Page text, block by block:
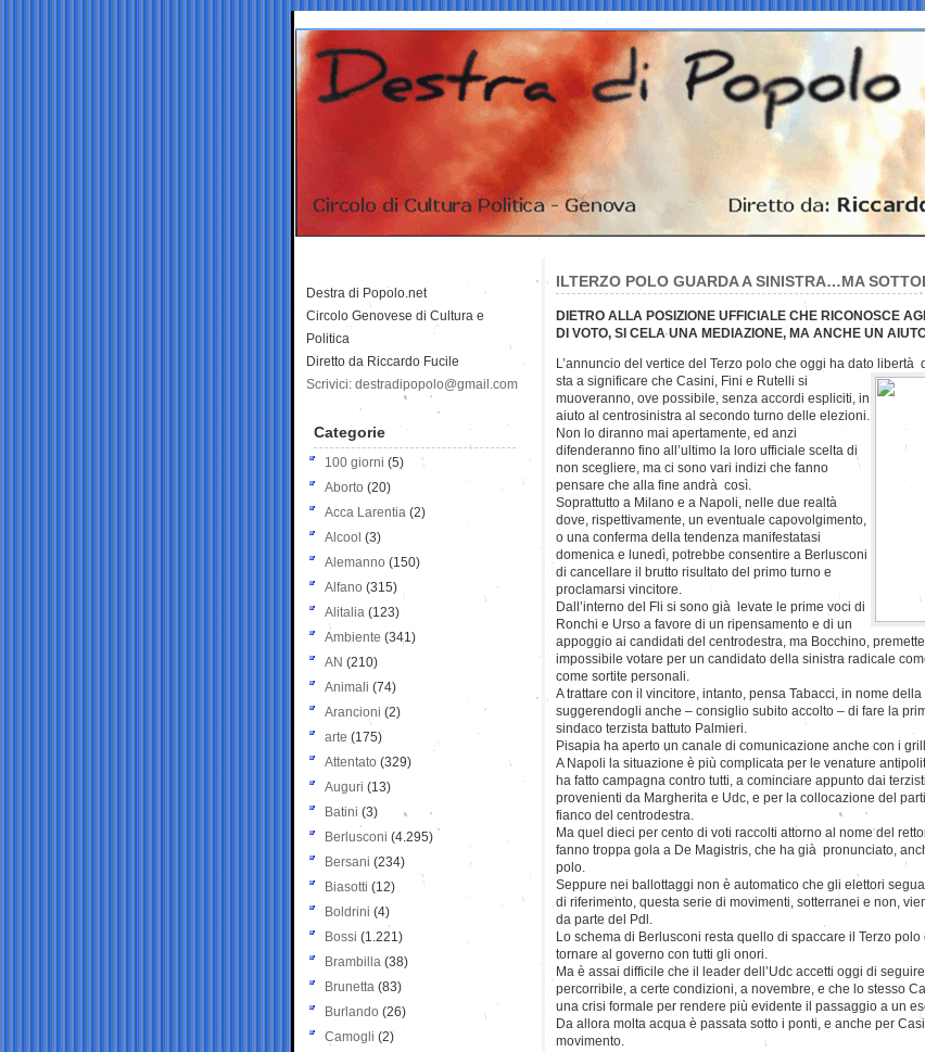
ILTERZO POLO GUARDA A SINISTRA…MA
DIETRO ALLA POSIZIONE UFFICIALE CHE RICONOSCE
DI VOTO, SI CELA UNA MEDIAZIONE, MA ANCHE UN
L’annuncio del vertice del Terzo polo che oggi ha dato libertà
sta a significare che Casini, Fini e Rutelli si
muoveranno, ove possibile, senza accordi espliciti, in
aiuto al centrosinistra al secondo turno delle elezioni.
Non lo diranno mai apertamente, ed anzi
difenderanno fino all’ultimo la loro ufficiale scelta di
non scegliere, ma ci sono vari indizi che fanno
pensare che alla fine andrà così.
Soprattutto a Milano e a Napoli, nelle due realtà
dove, rispettivamente, un eventuale capovolgimento,
o una conferma della tendenza manifestatasi
domenica e lunedì, potrebbe consentire a Berlusconi
di cancellare il brutto risultato del primo turno e
proclamarsi vincitore.
Dall’interno del Fli si sono già levate le prime voci di
Ronchi e Urso a favore di un ripensamento e di un
appoggio ai candidati del centrodestra, ma Bocchino,
impossibile votare per un candidato della sinistra radicale
come sortite personali.
A trattare con il vincitore, intanto, pensa Tabacci, in nome
suggerendogli anche – consiglio subito accolto – di fare la
sindaco terzista battuto Palmieri.
Pisapia ha aperto un canale di comunicazione anche con i
A Napoli la situazione è più complicata per le venature
ha fatto campagna contro tutti, a cominciare appunto dai
provenienti da Margherita e Udc, e per la collocazione del
fianco del centrodestra.
Ma quel dieci per cento di voti raccolti attorno al nome del
fanno troppa gola a De Magistris, che ha già pronunciato,
polo.
Seppure nei ballottaggi non è automatico che gli elettori
di riferimento, questa serie di movimenti, sotterranei e non,
da parte del Pdl.
Lo schema di Berlusconi resta quello di spaccare il Terzo
tornare al governo con tutti gli onori.
Ma è assai difficile che il leader dell’Udc accetti oggi di
percorribile, a certe condizioni, a novembre, e che lo stesso
una crisi formale per rendere più evidente il passaggio a un
Da allora molta acqua è passata sotto i ponti, e anche per
movimento.
Destra di Popolo.net
Circolo Genovese di Cultura e
Politica
Diretto da Riccardo Fucile
Scrivici: destradipopolo@gmail.com
Categorie
100 giorni (5)
Aborto (20)
Acca Larentia (2)
Alcool (3)
Alemanno (150)
Alfano (315)
Alitalia (123)
Ambiente (341)
AN (210)
Animali (74)
Arancioni (2)
arte (175)
Attentato (329)
Auguri (13)
Batini (3)
Berlusconi (4.295)
Bersani (234)
Biasotti (12)
Boldrini (4)
Bossi (1.221)
Brambilla (38)
Brunetta (83)
Burlando (26)
Camogli (2)